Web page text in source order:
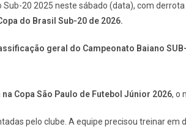
20 2025 neste sábado (data), com derrota
do Brasil Sub-20 de 2026.
geral do Campeonato Baiano
na Copa São Paulo de Futebol Júnior 2026, o
pelo clube. A equipe precisou treinar